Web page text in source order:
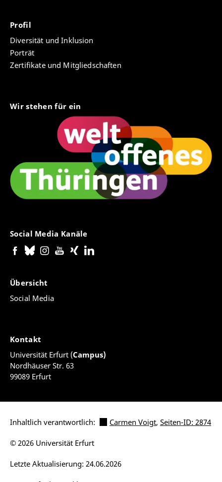
Profil
Diversität und Inklusion
Porträt
Zertifikate und Mitgliedschaften
Wir stehen für ein
Social Media Kanäle
Übersicht
Social Media
Kontakt
Universität Erfurt (Campus)
Nordhäuser Str. 63
99089 Erfurt
Inhaltlich verantwortlich: Carmen Voigt, Seiten-ID: 2874
Letzte Aktualisierung: 24.06.2026
© 2026 Universität Erfurt